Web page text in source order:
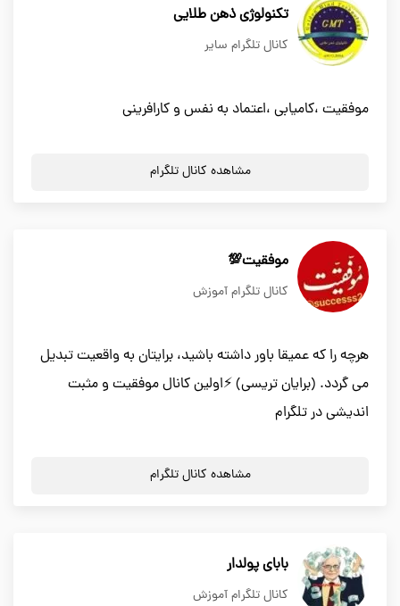
تکنولوژی ذهن طلایی
کانال تلگرام سایر
موفقیت ،کامیابی ،اعتماد به نفس و کارافرینی
مشاهده کانال تلگرام
موفقیت💯
کانال تلگرام آموزش
هرچه را که عمیقا باور داشته باشید، برایتان به واقعیت تبدیل
می گردد. (برایان تریسی) ⚡اولین کانال موفقیت و مثبت
اندیشی در تلگرام
مشاهده کانال تلگرام
بابای پولدار
کانال تلگرام آموزش